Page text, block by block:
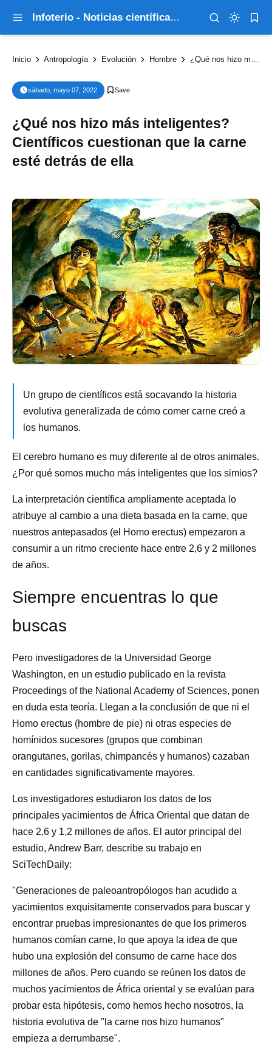
Infoterio - Noticias científicas que explican el mundo
Inicio Antropología Evolución Hombre ¿Qué nos hizo más inteligentes? Científicos cuestionan que la carne esté detrás de ella
sábado, mayo 07, 2022
¿Qué nos hizo más inteligentes?
Científicos cuestionan que la carne
esté detrás de ella
Un grupo de científicos está socavando la historia
evolutiva generalizada de cómo comer carne creó a
los humanos.
El cerebro humano es muy diferente al de otros animales.
¿Por qué somos mucho más inteligentes que los simios?
La interpretación científica ampliamente aceptada lo
atribuye al cambio a una dieta basada en la carne, que
nuestros antepasados (el Homo erectus) empezaron a
consumir a un ritmo creciente hace entre 2,6 y 2 millones
de años.
Siempre encuentras lo que
buscas
Pero investigadores de la Universidad George
Washington, en un estudio publicado en la revista
Proceedings of the National Academy of Sciences, ponen
en duda esta teoría. Llegan a la conclusión de que ni el
Homo erectus (hombre de pie) ni otras especies de
homínidos sucesores (grupos que combinan
orangutanes, gorilas, chimpancés y humanos) cazaban
en cantidades significativamente mayores.
Los investigadores estudiaron los datos de los
principales yacimientos de África Oriental que datan de
hace 2,6 y 1,2 millones de años. El autor principal del
estudio, Andrew Barr, describe su trabajo en
SciTechDaily:
"Generaciones de paleoantropólogos han acudido a
yacimientos exquisitamente conservados para buscar y
encontrar pruebas impresionantes de que los primeros
humanos comían carne, lo que apoya la idea de que
hubo una explosión del consumo de carne hace dos
millones de años. Pero cuando se reúnen los datos de
muchos yacimientos de África oriental y se evalúan para
probar esta hipótesis, como hemos hecho nosotros, la
historia evolutiva de "la carne nos hizo humanos"
empieza a derrumbarse".